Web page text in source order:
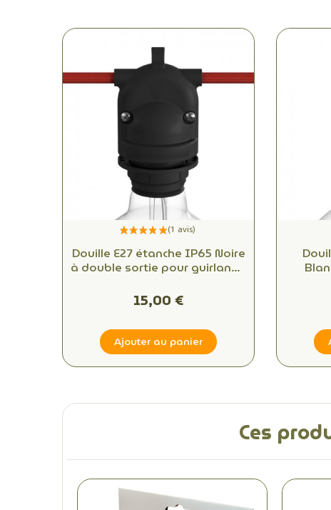
Douille E27 étanche IP65 Noire
à double sortie pour guirlande
15,00 €
Ajouter au panier
Ces